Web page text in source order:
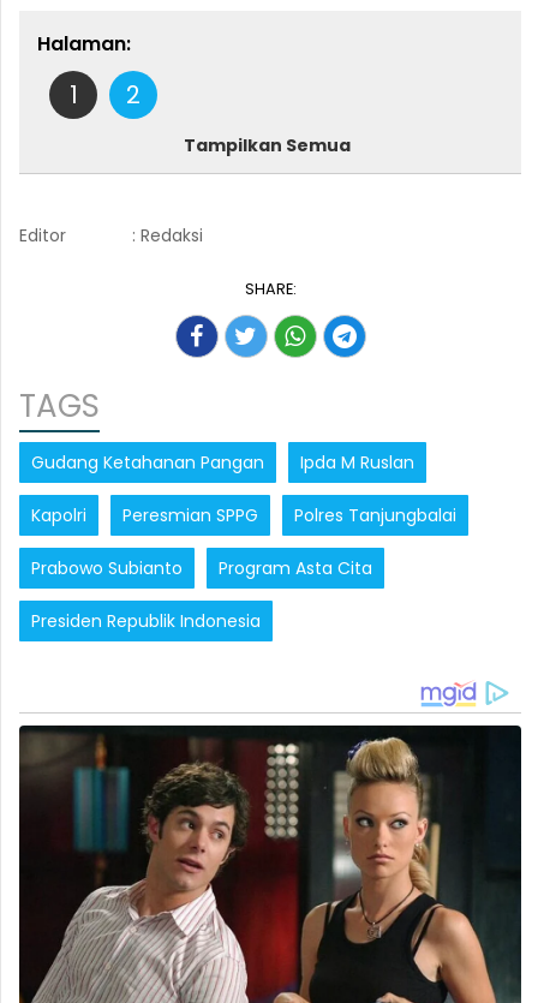
Halaman:
1 2
Tampilkan Semua
Editor : Redaksi
SHARE:
TAGS
Gudang Ketahanan Pangan Ipda M Ruslan
Kapolri Peresmian SPPG Polres Tanjungbalai
Prabowo Subianto Program Asta Cita
Presiden Republik Indonesia